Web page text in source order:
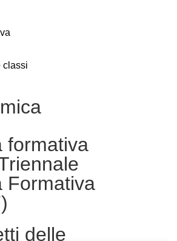
classi
formativa
Formativa
delle